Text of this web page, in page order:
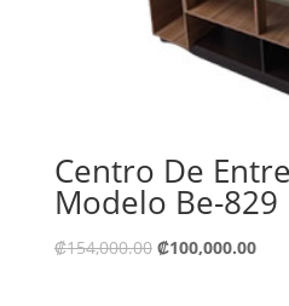
Centro De
Modelo Be-829
₡154,000.00 ₡100,000.00